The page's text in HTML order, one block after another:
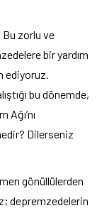
zorlu ve
bir yardım
ediyoruz.
bu dönemde,
Dilerseniz
gönüllülerden
depremzedelerin